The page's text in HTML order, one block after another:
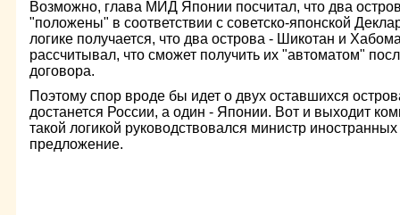
Возможно, глава МИД Японии посчитал, что два
"положены" в соответствии с советско-японской
логике получается, что два острова - Шикотан и
рассчитывал, что сможет получить их "автоматом"
договора.
Поэтому спор вроде бы идет о двух оставшихся
достанется России, а один - Японии. Вот и выходит
такой логикой руководствовался министр
предложение.